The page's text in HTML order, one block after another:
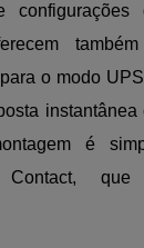
configurações
o modo
é
Contact,